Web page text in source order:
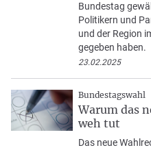
Bundestag
Politikern und
und der Region
gegeben haben.
23.02.2025
Bundestagswahl
Warum das
weh tut
Das neue